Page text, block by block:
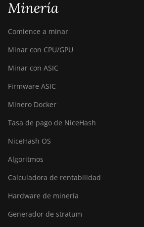
S21e XP Hyd (430Th)
BITMAIN AntMiner
(860Th)
BITMAIN AntMiner
(495Th/s)
BITMAIN AntMiner
S9
S9i
BITMAIN AntMiner
Minería
Comience a minar
Minar con CPU/GPU
Minar con ASIC
Firmware ASIC
Minero Docker
Tasa de pago de NiceHash
NiceHash OS
Algoritmos
Calculadora de rentabilidad
Hardware de minería
Generador de stratum